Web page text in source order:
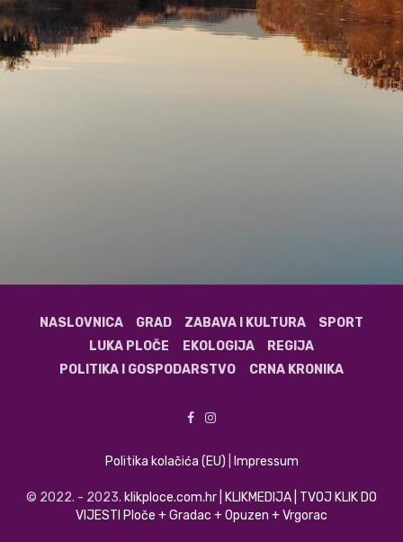
NASLOVNICA GRAD ZABAVA I KULTURA
SPORT
LUKA PLOČE
EKOLOGIJA
REGIJA
POLITIKA I GOSPODARSTVO
CRNA KRONIKA
Politika kolačića (EU) Impressum
© 2022. - 2023. klikploce.com.hr | KLIKMEDIJA | TVOJ KLIK DO
VIJESTI Ploče + Gradac + Opuzen + Vrgorac